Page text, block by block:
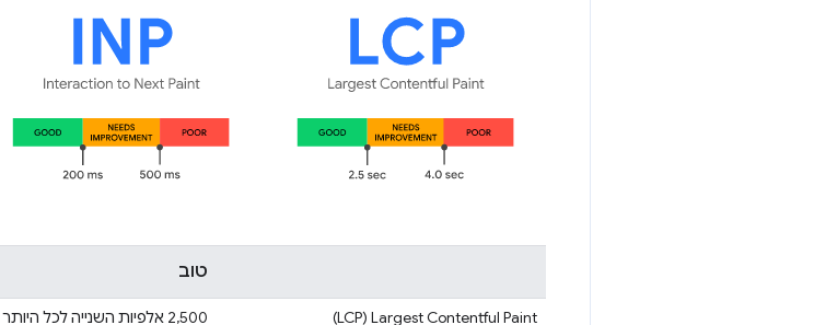
טוב
Largest Contentful Paint ‏(LCP) 2,500 אלפיות השנייה לכל היותר